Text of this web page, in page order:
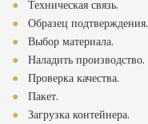
● Техническая связь.
● Образец подтверждения.
● Выбор материала.
● Наладить производство.
● Проверка качества.
● Пакет.
● Загрузка контейнера.